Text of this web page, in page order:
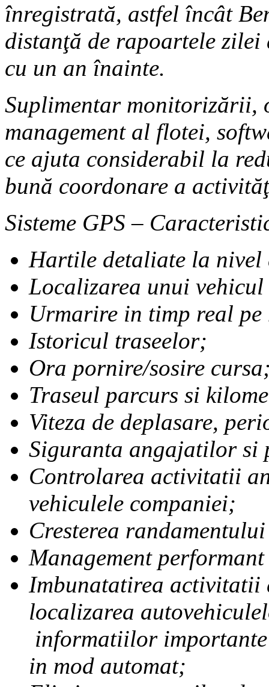
înregistrată, astfel încât
distanţă de rapoartele
cu un an înainte.
Suplimentar monitorizării,
management al flotei,
ce ajuta considerabil la
bună coordonare a
Sisteme GPS –
Hartile detaliate la nivel
Localizarea unui
Urmarire in timp real
Istoricul traseelor;
Ora pornire/sosire
Traseul parcurs si
Viteza de deplasare,
Siguranta angajatilor si
Controlarea activitatii
vehiculele companiei;
Cresterea
Management
Imbunatatirea activitatii
localizarea
informatiilor
in mod automat;